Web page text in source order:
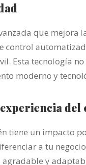
que mejora
control
Esta tecnología
moderno y
del
tiene un impacto
a tu
y